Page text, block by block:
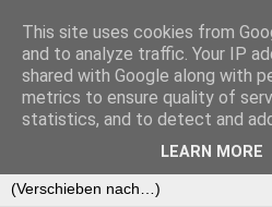
This site uses cookies from
and to analyze traffic. Your IP
shared with Google along with
metrics to ensure quality of
statistics, and to detect and
LEARN MORE